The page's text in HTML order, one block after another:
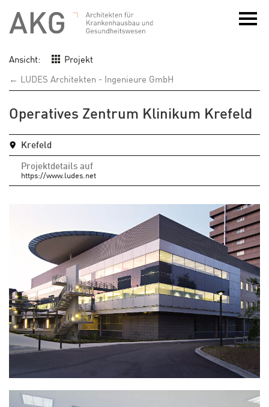
Ansicht:
Projekt
← LUDES Architekten - Ingenieure GmbH
Operatives Zentrum Klinikum Krefeld
Krefeld
Projektdetails auf
https://www.ludes.net